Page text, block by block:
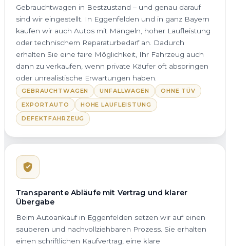
Gebrauchtwagen in Bestzustand – und genau darauf
sind wir eingestellt. In Eggenfelden und in ganz Bayern
kaufen wir auch Autos mit Mängeln, hoher Laufleistung
oder technischem Reparaturbedarf an. Dadurch
erhalten Sie eine faire Möglichkeit, Ihr Fahrzeug auch
dann zu verkaufen, wenn private Käufer oft abspringen
oder unrealistische Erwartungen haben.
GEBRAUCHTWAGEN UNFALLWAGEN
OHNE TÜV
EXPORTAUTO
HOHE LAUFLEISTUNG
DEFEKTFAHRZEUG
Transparente Abläufe mit Vertrag und klarer
Übergabe
Beim Autoankauf in Eggenfelden setzen wir auf einen
sauberen und nachvollziehbaren Prozess. Sie erhalten
einen schriftlichen Kaufvertrag, eine klare